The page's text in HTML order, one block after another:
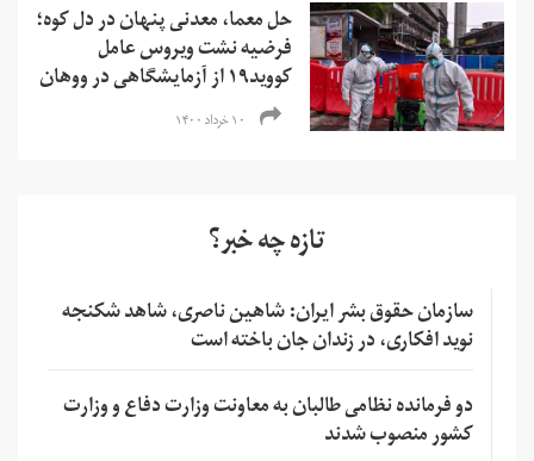
حل معما، معدنی پنهان در دل کوه؛
فرضیه نشت ویروس عامل
کووید۱۹ از آزمایشگاهی در ووهان
۱۰ خرداد ۱۴۰۰
تازه چه خبر؟
سازمان حقوق بشر ایران: شاهین ناصری، شاهد شکنجه
نوید افکاری، در زندان جان باخته است
دو فرمانده نظامی طالبان به معاونت وزارت دفاع و وزارت
کشور منصوب شدند